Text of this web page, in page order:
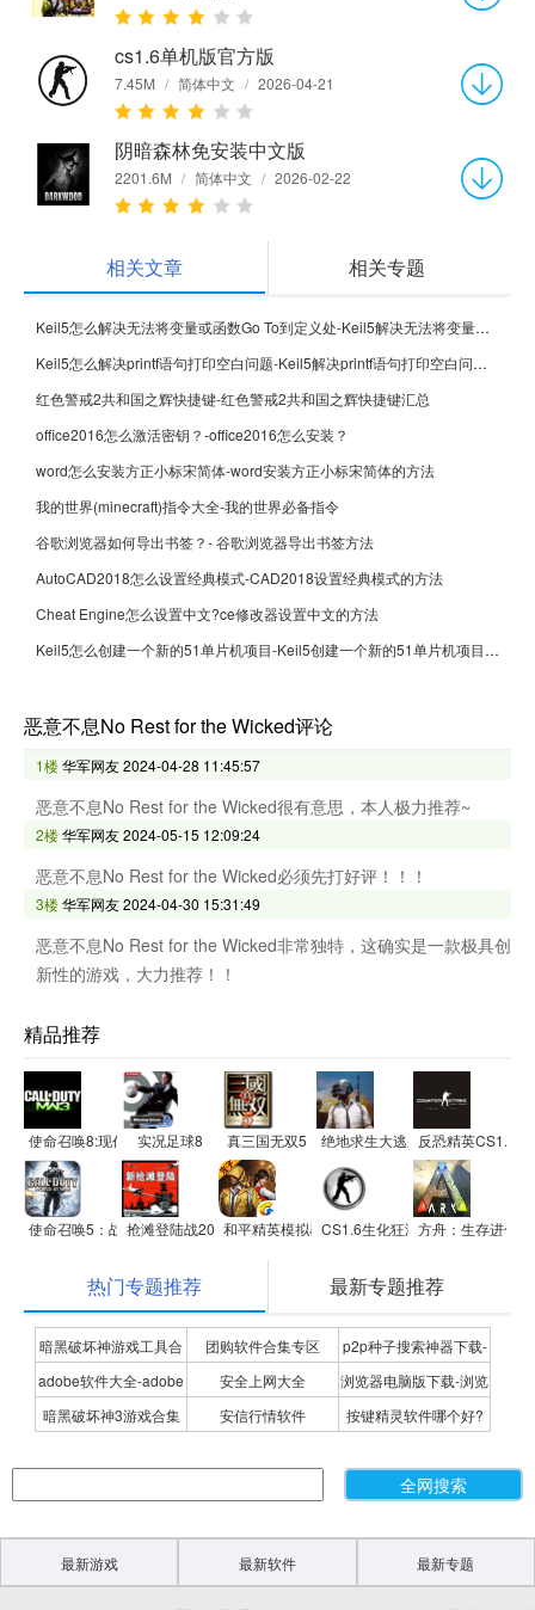
cs1.6单机版官方版
7.45M / 简体中文 / 2026-04-21
阴暗森林免安装中文版
2201.6M / 简体中文 / 2026-02-22
相关文章 相关专题
Keil5怎么解决无法将变量或函数Go To到定义处-Keil5解决无法将变量或函数Go To到定义处的方法
Keil5怎么解决printf语句打印空白问题-Keil5解决printf语句打印空白问题的方法
红色警戒2共和国之辉快捷键-红色警戒2共和国之辉快捷键汇总
office2016怎么激活密钥？-office2016怎么安装？
word怎么安装方正小标宋简体-word安装方正小标宋简体的方法
我的世界(minecraft)指令大全-我的世界必备指令
谷歌浏览器如何导出书签？- 谷歌浏览器导出书签方法
AutoCAD2018怎么设置经典模式-CAD2018设置经典模式的方法
Cheat Engine怎么设置中文?ce修改器设置中文的方法
Keil5怎么创建一个新的51单片机项目-Keil5创建一个新的51单片机项目的方法
恶意不息No Rest for the Wicked评论
1楼华军网友2024-04-28 11:45:57
恶意不息No Rest for the Wicked很有意思，本人极力推荐~
2楼华军网友2024-05-15 12:09:24
恶意不息No Rest for the Wicked必须先打好评！！！
3楼华军网友2024-04-30 15:31:49
恶意不息No Rest for the Wicked非常独特，这确实是一款极具创
新性的游戏，大力推荐！！
精品推荐
使命召唤8:现代战争3实况足球8 真三国无双5 绝地求生大逃杀反恐精英CS1.5
使命召唤5：战争世界抢滩登陆战2012和平精英模拟器应用宝版CS1.6生化狂潮(精简硬盘版)
方舟：生存进化
热门专题推荐 最新专题推荐
暗黑破坏神游戏工具合
集
团购软件合集专区
p2p种子搜索神器下载-
P2P种子搜索神器专题
adobe软件大全-adobe
全系列软件下载-adobe
安全上网大全
浏览器电脑版下载-浏览
器下载合集
暗黑破坏神3游戏合集 安信行情软件
按键精灵软件哪个好?
最新游戏 最新软件 最新专题